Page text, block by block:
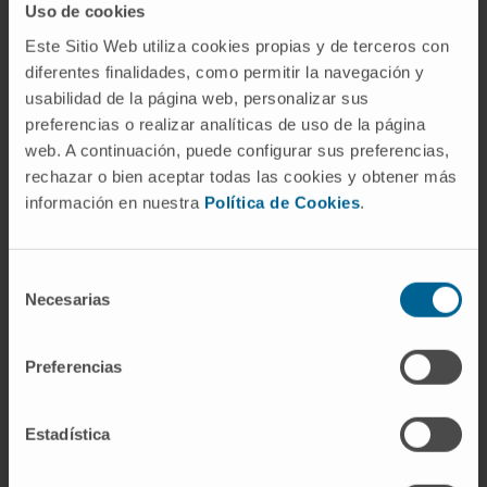
Uso de cookies
Este Sitio Web utiliza cookies propias y de terceros con
diferentes finalidades, como permitir la navegación y
usabilidad de la página web, personalizar sus
preferencias o realizar analíticas de uso de la página
web. A continuación, puede configurar sus preferencias,
rechazar o bien aceptar todas las cookies y obtener más
información en nuestra Política de Cookies.
Necesarias
Preferencias
Estadística
pacientes en hospitales. MedlinePlus,
enciclopedia médica en español.
Zubeldia JM, Baeza ML, Chivato T,
Jáuregui I, Senent CJ (eds.).Alergia a
frutas y verduras. Capítulo 23,El libro de
las enfermedades alérgicas. Fundación
BBVA / SEAIC
Jáuregui I, Senent CJ (eds.).La alergia al
enfermedades alérgicas
Anda M, Gómez B, Lasa E, Arroabarren E,
manifestaciones clínicas en la población
Anales del Sistema Sanitario